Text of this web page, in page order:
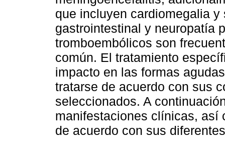
que incluyen cardiomegalia
gastrointestinal y neuropatía
tromboembólicos son
común. El tratamiento
impacto en las formas
tratarse de acuerdo con sus
seleccionados. A
manifestaciones clínicas, así
de acuerdo con sus